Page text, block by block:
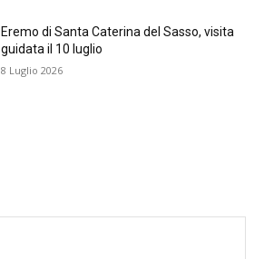
Eremo di Santa Caterina del Sasso, visita
guidata il 10 luglio
8 Luglio 2026